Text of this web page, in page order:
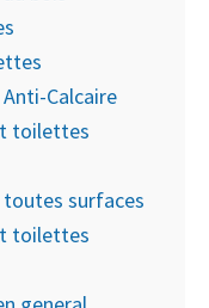
Calcaire
toilettes
surfaces
toilettes